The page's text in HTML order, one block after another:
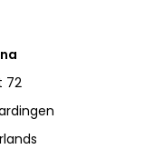
72